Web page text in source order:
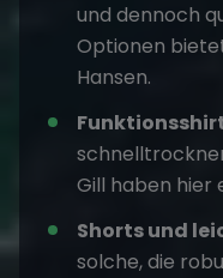
und dennoch
Optionen
Hansen.
Gill haben hier
Shorts und
solche, die